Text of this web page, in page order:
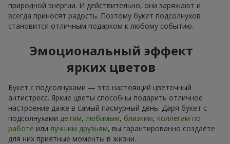
природной энергии. И действительно, они заряжают и
всегда приносят радость. Поэтому букет подсолнухов
становится отличным подарком к любому событию.
Эмоциональный эффект
ярких цветов
Букет с подсолнухами — это настоящий цветочный
антистресс. Яркие цветы способны подарить отличное
настроение даже в самый пасмурный день. Даря букет с
подсолнухами детям, любимым, близким, коллегам по
работе или лучшим друзьям, вы гарантированно создаёте
для них приятные моменты в жизни.